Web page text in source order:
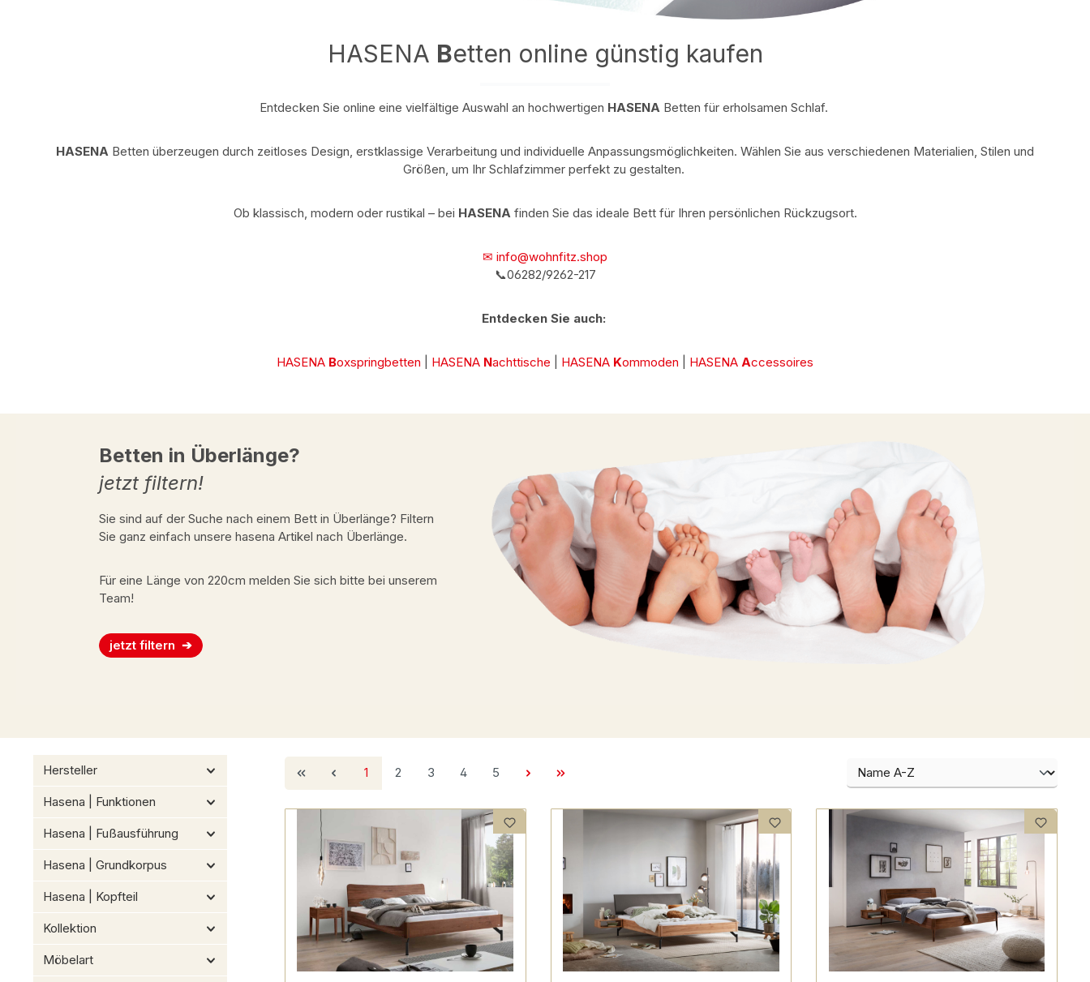
HASENA Betten online günstig kaufen
Entdecken Sie online eine vielfältige Auswahl an hochwertigen HASENA Betten für erholsamen Schlaf.
HASENA Betten überzeugen durch zeitloses Design, erstklassige Verarbeitung und individuelle Anpassungsmöglichkeiten. Wählen Sie aus verschiedenen Materialien, Stilen und
Größen, um Ihr Schlafzimmer perfekt zu gestalten.
Ob klassisch, modern oder rustikal – bei HASENA finden Sie das ideale Bett für Ihren persönlichen Rückzugsort.
✉ info@wohnfitz.shop
📞06282/9262-217
Entdecken Sie auch:
HASENA Boxspringbetten HASENA Nachttische HASENA Kommoden HASENA Accessoires
Betten in Überlänge?
jetzt filtern!
Sie sind auf der Suche nach einem Bett in Überlänge? Filtern
Sie ganz einfach unsere hasena Artikel nach Überlänge.
Für eine Länge von 220cm melden Sie sich bitte bei unserem
Team!
jetzt filtern
Hersteller
Hasena | Funktionen
Hasena | Fußausführung
Hasena | Grundkorpus
Hasena | Kopfteil
Kollektion
Möbelart
Seite
1 Seite
2 Seite
3 Seite
4 Seite
5